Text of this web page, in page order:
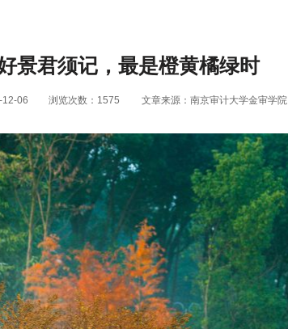
景君须记，最是橙黄橘绿时
12-06 浏览次数： 1575 文章来源：南京审计大学金审学院